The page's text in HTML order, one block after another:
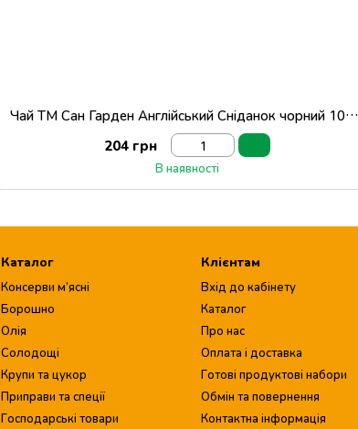
Чай ТМ Сан Гарден Англійський Сніданок чорний 100 шт
204 грн
В наявності
Каталог
Консерви м’ясні
Борошно
Олія
Солодощі
Крупи та цукор
Приправи та спеції
Господарські товари
Клієнтам
Вхід до кабінету
Каталог
Про нас
Оплата і доставка
Готові продуктові набори
Обмін та повернення
Контактна інформація